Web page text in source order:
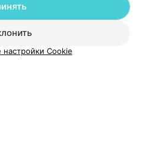
Размещение рекламы
Публичный договор
Способы оплаты
Cookie